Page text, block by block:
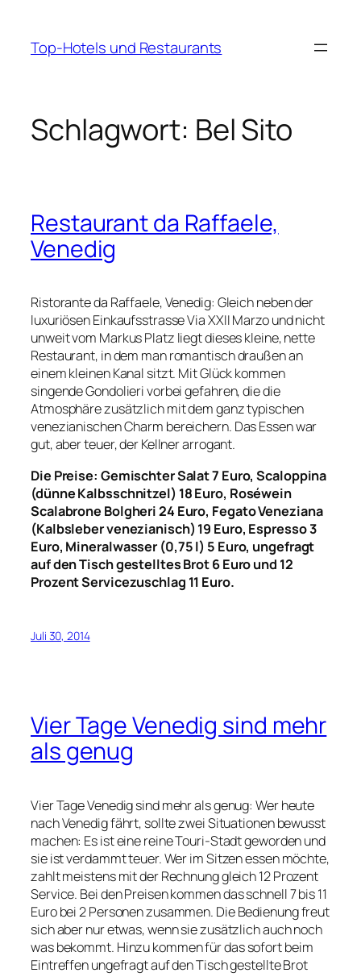
springen
Top-Hotels und Restaurants
Schlagwort: Bel Sito
Restaurant da Raffaele,
Venedig
Ristorante da Raffaele, Venedig: Gleich neben der
luxuriösen Einkaufsstrasse Via XXII Marzo und nicht
unweit vom Markus Platz liegt dieses kleine, nette
Restaurant, in dem man romantisch draußen an
einem kleinen Kanal sitzt. Mit Glück kommen
singende Gondolieri vorbei gefahren, die die
Atmosphäre zusätzlich mit dem ganz typischen
venezianischen Charm bereichern. Das Essen war
gut, aber teuer, der Kellner arrogant.
Die Preise: Gemischter Salat 7 Euro, Scaloppina
(dünne Kalbsschnitzel) 18 Euro, Roséwein
Scalabrone Bolgheri 24 Euro, Fegato Veneziana
(Kalbsleber venezianisch) 19 Euro, Espresso 3
Euro, Mineralwasser (0,75 l) 5 Euro, ungefragt
auf den Tisch gestelltes Brot 6 Euro und 12
Prozent Servicezuschlag 11 Euro.
Juli 30, 2014
Vier Tage Venedig sind mehr
als genug
Vier Tage Venedig sind mehr als genug: Wer heute
nach Venedig fährt, sollte zwei Situationen bewusst
machen: Es ist eine reine Touri-Stadt geworden und
sie ist verdammt teuer. Wer im Sitzen essen möchte,
zahlt meistens mit der Rechnung gleich 12 Prozent
Service. Bei den Preisen kommen das schnell 7 bis 11
Euro bei 2 Personen zusammen. Die Bedienung freut
sich aber nur etwas, wenn sie zusätzlich auch noch
was bekommt. Hinzu kommen für das sofort beim
Eintreffen ungefragt auf den Tisch gestellte Brot